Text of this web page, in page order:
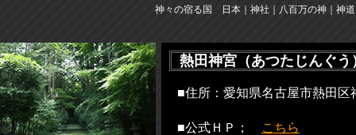
神々の宿る国 日本｜神社｜八百万の神｜神
熱田神宮（あつたじんぐう
■住所：愛知県名古屋市熱
■公式ＨＰ； こちら